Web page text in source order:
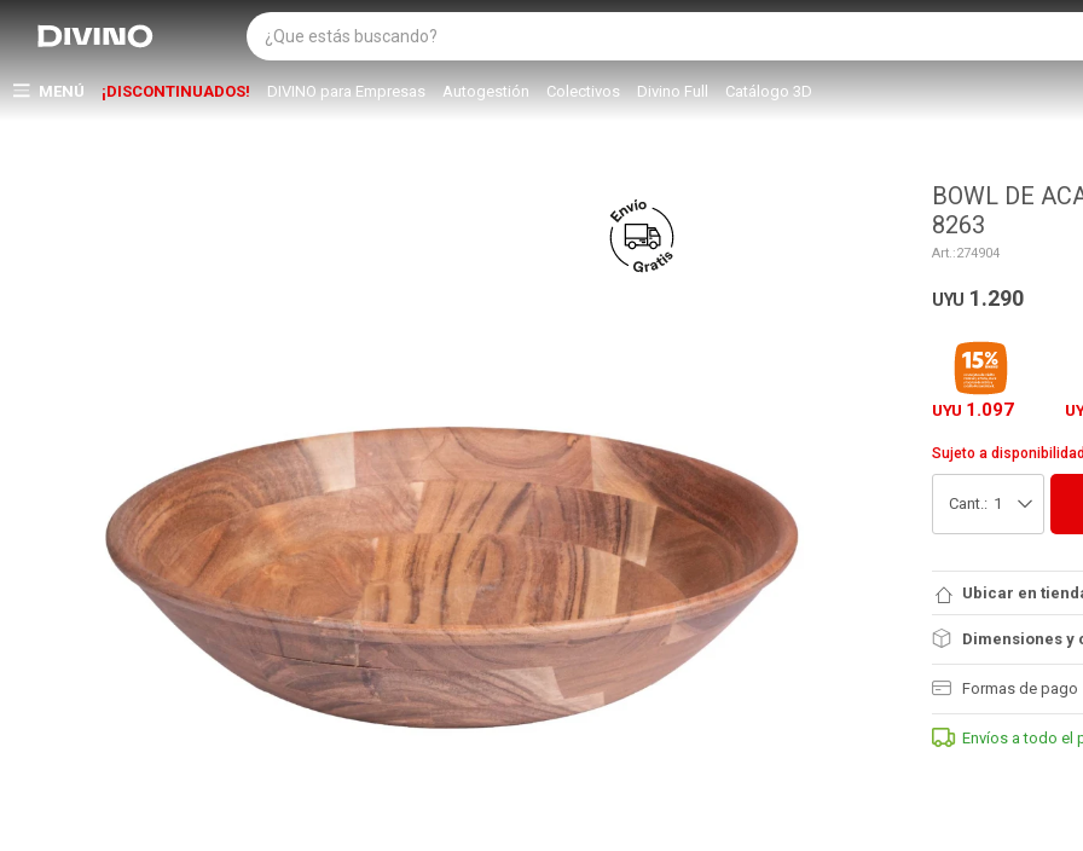
MENÚ ¡DISCONTINUADOS! DIVINO para Empresas Autogestión Colectivos Divino Full Catálogo 3D
BOWL DE
8263
274904
UYU 1.290
UYU 1.097
Sujeto a
1
Ubicar en
Dimensiones
Formas de pago
Envíos a todo el